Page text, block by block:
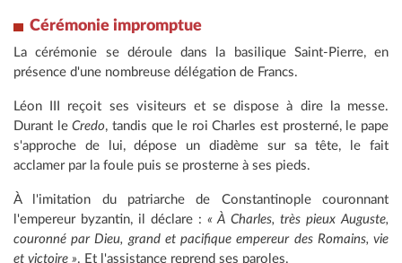
Cérémonie impromptue
La cérémonie se déroule dans la basilique Saint-Pierre, en
présence d'une nombreuse délégation de Francs.
Léon III reçoit ses visiteurs et se dispose à dire la messe.
Durant leCredo, tandis que le roi Charles est prosterné, le pape
s'approche de lui, dépose un diadème sur sa tête, le fait
acclamer par la foule puis se prosterne à ses pieds.
À l'imitation du patriarche de Constantinople couronnant
l'empereur byzantin, il déclare : « À Charles, très pieux Auguste,
couronné par Dieu, grand et pacifique empereur des Romains, vie
et victoire ». Et l'assistance reprend ses paroles.